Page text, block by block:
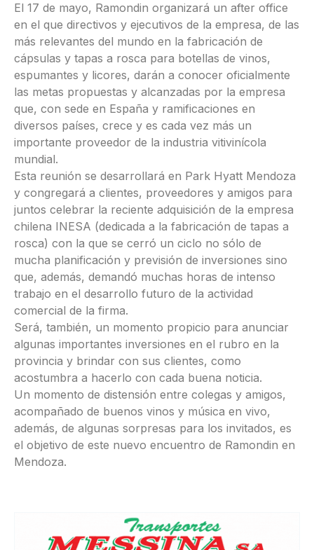
El 17 de mayo, Ramondin organizará un after office
en el que directivos y ejecutivos de la empresa, de las
más relevantes del mundo en la fabricación de
cápsulas y tapas a rosca para botellas de vinos,
espumantes y licores, darán a conocer oficialmente
las metas propuestas y alcanzadas por la empresa
que, con sede en España y ramificaciones en
diversos países, crece y es cada vez más un
importante proveedor de la industria vitivinícola
mundial.
Esta reunión se desarrollará en Park Hyatt Mendoza
y congregará a clientes, proveedores y amigos para
juntos celebrar la reciente adquisición de la empresa
chilena INESA (dedicada a la fabricación de tapas a
rosca) con la que se cerró un ciclo no sólo de
mucha planificación y previsión de inversiones sino
que, además, demandó muchas horas de intenso
trabajo en el desarrollo futuro de la actividad
comercial de la firma.
Será, también, un momento propicio para anunciar
algunas importantes inversiones en el rubro en la
provincia y brindar con sus clientes, como
acostumbra a hacerlo con cada buena noticia.
Un momento de distensión entre colegas y amigos,
acompañado de buenos vinos y música en vivo,
además, de algunas sorpresas para los invitados, es
el objetivo de este nuevo encuentro de Ramondin en
Mendoza.